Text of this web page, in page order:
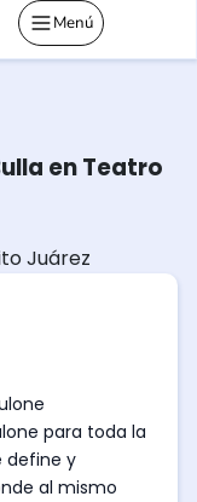
Menú
en Teatro
Juárez
para toda la
define y
al mismo